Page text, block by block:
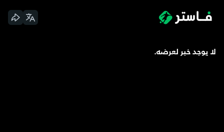
لا يوجد خبر لعرضه.